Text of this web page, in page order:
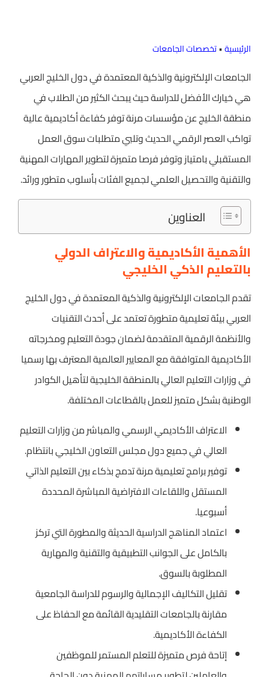
الرئيسية•تخصصات الجامعات
الجامعات الإلكترونية والذكية المعتمدة في دول الخليج العربي
هي خيارك الأفضل للدراسة حيث يبحث الكثير من الطلاب في
منطقة الخليج عن مؤسسات مرنة توفر كفاءة أكاديمية عالية
تواكب العصر الرقمي الحديث وتلبي متطلبات سوق العمل
المستقبلي بامتياز وتوفر فرصا متميزة لتطوير المهارات المهنية
والتقنية والتحصيل العلمي لجميع الفئات بأسلوب متطور ورائد.
العناوين
الأهمية الأكاديمية والاعتراف الدولي
بالتعليم الذكي الخليجي
تقدم الجامعات الإلكترونية والذكية المعتمدة في دول الخليج
العربي بيئة تعليمية متطورة تعتمد على أحدث التقنيات
والأنظمة الرقمية المتقدمة لضمان جودة التعليم ومخرجاته
الأكاديمية المتوافقة مع المعايير العالمية المعترف بها رسميا
في وزارات التعليم العالي بالمنطقة الخليجية لتأهيل الكوادر
الوطنية بشكل متميز للعمل بالقطاعات المختلفة.
الاعتراف الأكاديمي الرسمي والمباشر من وزارات التعليم
العالي في جميع دول مجلس التعاون الخليجي بانتظام.
توفير برامج تعليمية مرنة تدمج بذكاء بين التعليم الذاتي
المستقل واللقاءات الافتراضية المباشرة المحددة
أسبوعيا.
اعتماد المناهج الدراسية الحديثة والمطورة التي تركز
بالكامل على الجوانب التطبيقية والتقنية والمهارية
المطلوبة بالسوق.
تقليل التكاليف الإجمالية والرسوم للدراسة الجامعية
مقارنة بالجامعات التقليدية القائمة مع الحفاظ على
الكفاءة الأكاديمية.
إتاحة فرص متميزة للتعلم المستمر للموظفين